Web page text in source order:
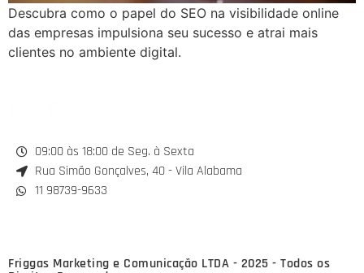
Descubra como o papel do SEO na visibilidade online
das empresas impulsiona seu sucesso e atrai mais
clientes no ambiente digital.
09:00 às 18:00 de Seg. à Sexta
Rua Simão Gonçalves, 40 - Vila Alabama
11 98739-9633
Friggas Marketing e Comunicação LTDA - 2025 - Todos os